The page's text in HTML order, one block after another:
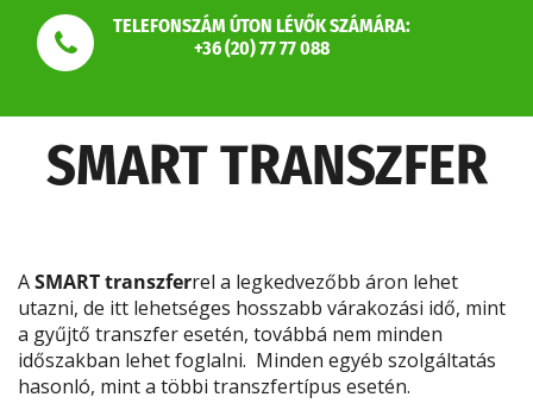
TELEFONSZÁM ÚTON LÉVŐK SZÁMÁRA:
+36 (20) 77 77 088
SMART TRANSZFER
ASMART transzferrel a legkedvezőbb áron lehet
utazni, de itt lehetséges hosszabb várakozási idő, mint
a gyűjtő transzfer esetén, továbbá nem minden
időszakban lehet foglalni. Minden egyéb szolgáltatás
hasonló, mint a többi transzfertípus esetén.